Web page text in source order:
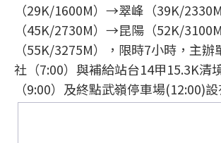
（29K/1600M）→翠峰（39K/
（45K/2730M）→昆陽（52K/
（55K/3275M），限時7小時，主
社（7:00）與補給站台14甲15.3K清
（9:00）及終點武嶺停車場(12:00)